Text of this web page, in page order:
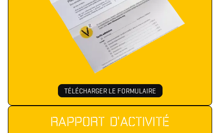
TÉLÉCHARGER LE FORMULAIRE
RAPPORT D'ACTIVITÉ